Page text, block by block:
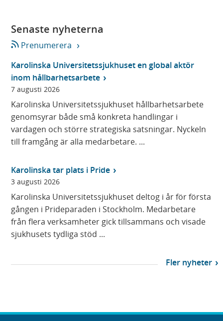
Senaste nyheterna
Prenumerera
Karolinska Universitetssjukhuset en global aktör
inom hållbarhetsarbete
7 augusti 2026
Karolinska Universitetssjukhuset hållbarhetsarbete
genomsyrar både små konkreta handlingar i
vardagen och större strategiska satsningar. Nyckeln
till framgång är alla medarbetare. ...
Karolinska tar plats i Pride
3 augusti 2026
Karolinska Universitetssjukhuset deltog i år för första
gången i Prideparaden i Stockholm. Medarbetare
från flera verksamheter gick tillsammans och visade
sjukhusets tydliga stöd ...
Fler nyheter